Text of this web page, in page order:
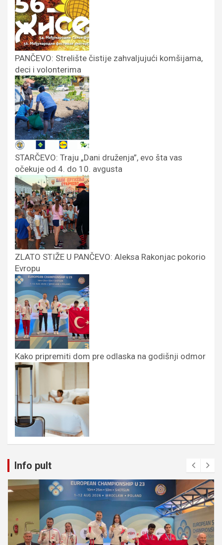
PANČEVO: Strelište čistije zahvaljujući komšijama,
deci i volonterima
STARČEVO: Traju „Dani druženja”, evo šta vas
očekuje od 4. do 10. avgusta
ZLATO STIŽE U PANČEVO: Aleksa Rakonjac pokorio
Evropu
Kako pripremiti dom pre odlaska na godišnji odmor
Info pult